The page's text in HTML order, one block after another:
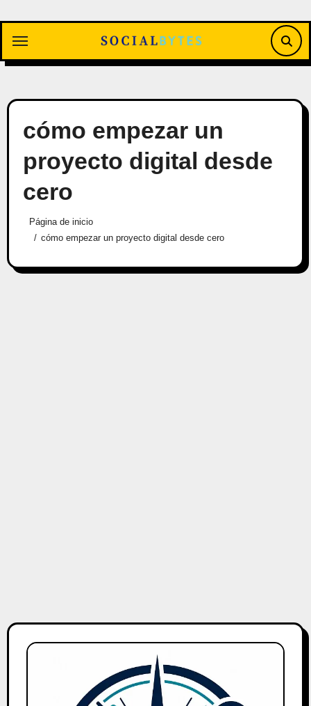
contenido
cómo empezar un
proyecto digital desde
cero
Página de inicio
cómo empezar un proyecto digital desde cero